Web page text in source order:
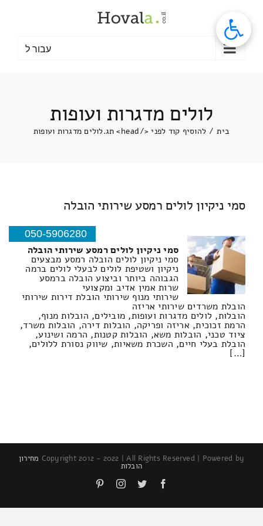
עבור ל
לולים מדגרות ועופות
בית / להוסיף קוד לפני </head> תג. לולים מדגרות ועופות
סמי ניקיון לולים רמסע שירותי הובלה
050-5906280
סמי ניקיון לולים רמסע שירותי הובלה
סמי ניקיון לולים הובלה רמסע מבצעים
ניקיון ושטיפת לולים לבעלי לולים ברמה
הגבוהה ביותר וביצוע הובלה ברמסע
שרות אמין אדיב ומקצועי
שירותי מנוף שירותי הובלת דירות שירותי
הובלת משרדים שירותי אריזה
הובלות, לולים מדגרות ועופות, מובילים, הובלות מנוף,
הרמת זכוכית, אריזה ופריקה, הובלות דירה, הובלות משרד,
ציוד טכני, הובלות משא, הובלות קטנות, הרמה ושינוע,
הובלת בעלי חיים, השכרת משאיות, שיווק נסורת ללולים,
[…]
Copyright 2012 - 2022 | All Rights Reserved | Powered by מחירון
הובלות
Facebook
Twitter
Instagram